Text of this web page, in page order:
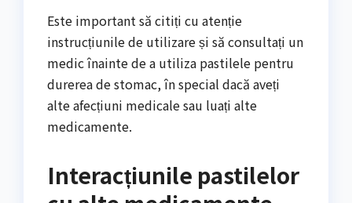
Este important să citiți cu atenție
instrucțiunile de utilizare și să consultați un
medic înainte de a utiliza pastilele pentru
durerea de stomac, în special dacă aveți
alte afecțiuni medicale sau luați alte
medicamente.
Interacțiunile pastilelor